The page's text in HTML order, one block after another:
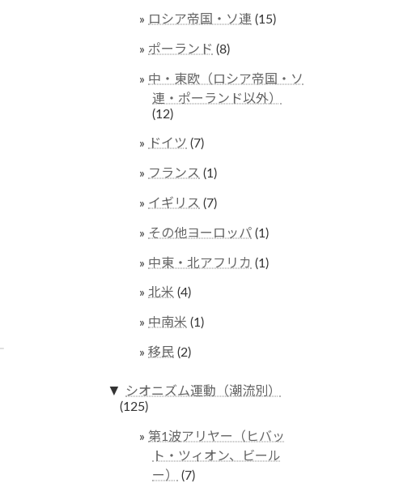
ロシア帝国・ソ連 (15)
ポーランド (8)
中・東欧（ロシア帝国・ソ
連・ポーランド以外）
(12)
ドイツ (7)
フランス (1)
イギリス (7)
その他ヨーロッパ (1)
中東・北アフリカ (1)
北米 (4)
中南米 (1)
移民 (2)
▼
シオニズム運動（潮流別）
(125)
第1波アリヤー（ヒバッ
ト・ツィオン、ビール
ー）
(7)